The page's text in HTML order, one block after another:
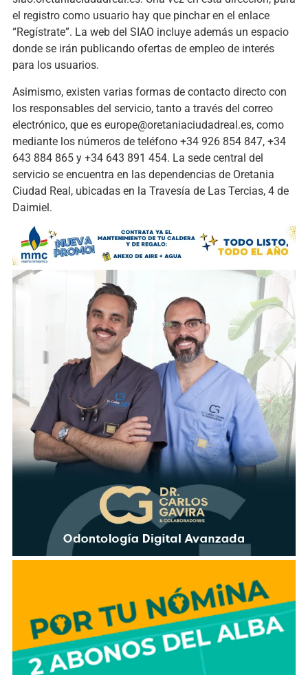
el registro como usuario hay que pinchar en el enlace
“Regístrate”. La web del SIAO incluye además un espacio
donde se irán publicando ofertas de empleo de interés
para los usuarios.
Asimismo, existen varias formas de contacto directo con
los responsables del servicio, tanto a través del correo
electrónico, que es europe@oretaniaciudadreal.es, como
mediante los números de teléfono +34 926 854 847, +34
643 884 865 y +34 643 891 454. La sede central del
servicio se encuentra en las dependencias de Oretania
Ciudad Real, ubicadas en la Travesía de Las Tercias, 4 de
Daimiel.